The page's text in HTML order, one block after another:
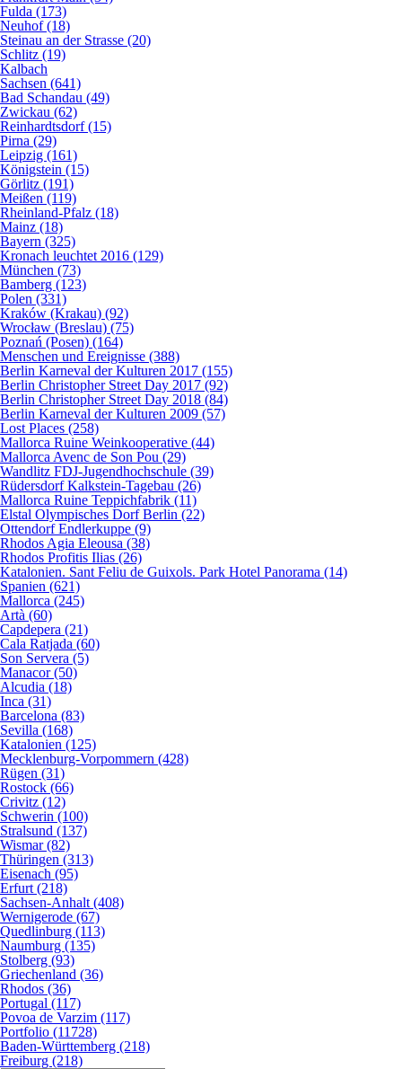
Fulda (173)
Neuhof (18)
Steinau an der Strasse (20)
Schlitz (19)
Kalbach
Sachsen (641)
Bad Schandau (49)
Zwickau (62)
Reinhardtsdorf (15)
Pirna (29)
Leipzig (161)
Königstein (15)
Görlitz (191)
Meißen (119)
Rheinland-Pfalz (18)
Mainz (18)
Bayern (325)
Kronach leuchtet 2016 (129)
München (73)
Bamberg (123)
Polen (331)
Kraków (Krakau) (92)
Wrocław (Breslau) (75)
Poznań (Posen) (164)
Menschen und Ereignisse (388)
Berlin Karneval der Kulturen 2017 (155)
Berlin Christopher Street Day 2017 (92)
Berlin Christopher Street Day 2018 (84)
Berlin Karneval der Kulturen 2009 (57)
Lost Places (258)
Mallorca Ruine Weinkooperative (44)
Mallorca Avenc de Son Pou (29)
Wandlitz FDJ-Jugendhochschule (39)
Rüdersdorf Kalkstein-Tagebau (26)
Mallorca Ruine Teppichfabrik (11)
Elstal Olympisches Dorf Berlin (22)
Ottendorf Endlerkuppe (9)
Rhodos Agia Eleousa (38)
Rhodos Profitis Ilias (26)
Katalonien. Sant Feliu de Guixols. Park Hotel Panorama (14)
Spanien (621)
Mallorca (245)
Artà (60)
Capdepera (21)
Cala Ratjada (60)
Son Servera (5)
Manacor (50)
Alcudia (18)
Inca (31)
Barcelona (83)
Sevilla (168)
Katalonien (125)
Mecklenburg-Vorpommern (428)
Rügen (31)
Rostock (66)
Crivitz (12)
Schwerin (100)
Stralsund (137)
Wismar (82)
Thüringen (313)
Eisenach (95)
Erfurt (218)
Sachsen-Anhalt (408)
Wernigerode (67)
Quedlinburg (113)
Naumburg (135)
Stolberg (93)
Griechenland (36)
Rhodos (36)
Portugal (117)
Povoa de Varzim (117)
Portfolio (11728)
Baden-Württemberg (218)
Freiburg (218)